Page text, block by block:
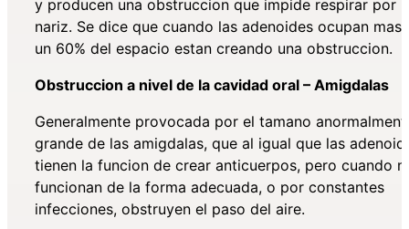
y producen una obstruccion que impide respirar por
nariz. Se dice que cuando las adenoides ocupan mas
un 60% del espacio estan creando una obstruccion.
Obstruccion a nivel de la cavidad oral – Amigdalas
Generalmente provocada por el tamano
grande de las amigdalas, que al igual que las
tienen la funcion de crear anticuerpos, pero cuando
funcionan de la forma adecuada, o por constantes
infecciones, obstruyen el paso del aire.